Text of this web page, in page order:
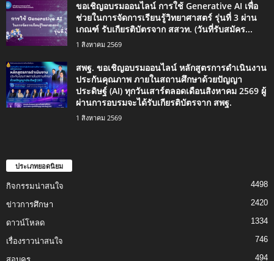
ขอเชิญอบรมออนไลน์ การใช้ Generative AI เพื่อ
ช่วยในการจัดการเรียนรู้วิทยาศาสตร์ รุ่นที่ 3 ผ่าน
เกณฑ์ รับเกียรติบัตรจาก สสวท. (วันที่รับสมัคร...
1 สิงหาคม 2569
สพฐ. ขอเชิญอบรมออนไลน์ หลักสูตรการดำเนินงาน
ประกันคุณภาพ ภายในสถานศึกษาด้วยปัญญา
ประดิษฐ์ (AI) ทุกวันเสาร์ตลอดเดือนสิงหาคม 2569 ผู้
ผ่านการอบรมจะได้รับเกียรติบัตรจาก สพฐ.
1 สิงหาคม 2569
ประเภทยอดนิยม
กิจกรรมน่าสนใจ 4498
ข่าวการศึกษา 2420
ดาวน์โหลด 1334
เรื่องราวน่าสนใจ 746
494